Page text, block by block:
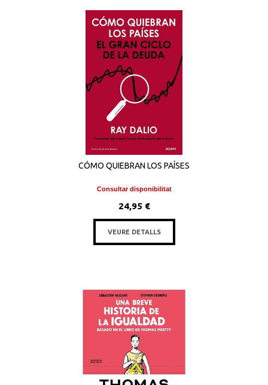
CÓMO QUIEBRAN LOS PAÍSES
Consultar disponibilitat
24,95 €
VEURE DETALLS